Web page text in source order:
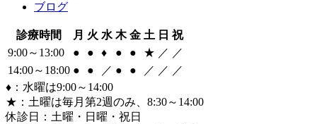
ブログ
診療時間 月 火 水 木 金 土 日 祝
9:00～13:00
● ● ♦ ● ● ★ ／ ／
14:00～18:00 ● ● ／ ● ● ／ ／ ／
♦：水曜は9:00～14:00
★：土曜は毎月第2週のみ、8:30～14:00
休診日：土曜・日曜・祝日